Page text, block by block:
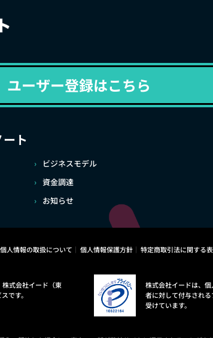
ユーザー登録はこちら
ト
ビジネスモデル
資金調達
お知らせ
個人情報の取扱について 個人情報保護方針 特定商取引法に関する
式会社イード（東
です。
株式会社イードは、
者に対して付与され
受けています。